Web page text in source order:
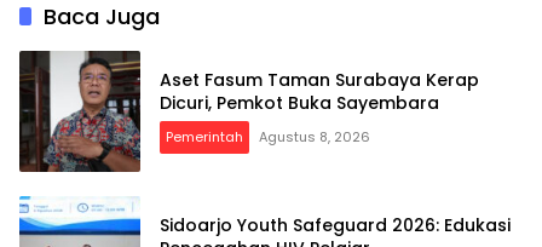
Baca Juga
Aset Fasum Taman Surabaya Kerap
Dicuri, Pemkot Buka Sayembara
Pemerintah Agustus 8, 2026
Sidoarjo Youth Safeguard 2026: Edukasi